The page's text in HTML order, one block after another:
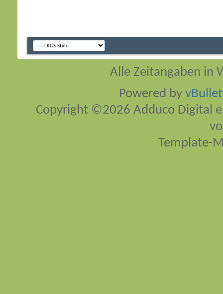
Alle Zeitangaben in
Powered by
Copyright ©2026 Adduco Digital
Template-